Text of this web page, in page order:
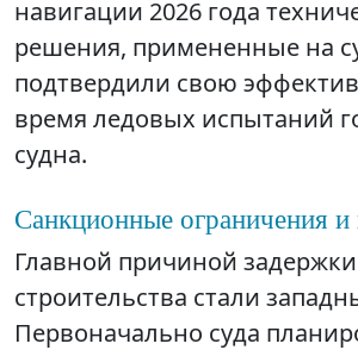
навигации 2026 года
решения, примененные на
подтвердили свою
время ледовых испытаний
судна.
Санкционные ограничения
Главной причиной задержки
строительства стали
Первоначально суда